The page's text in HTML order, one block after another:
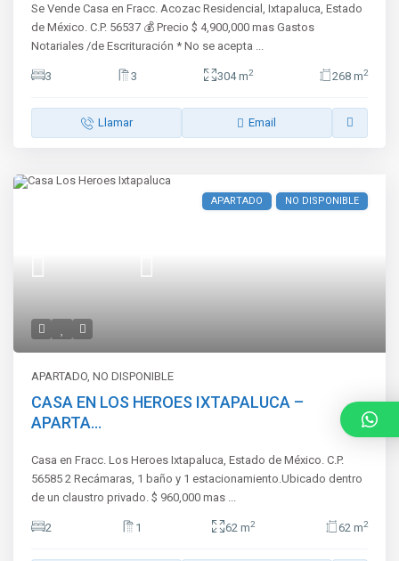
Se Vende Casa en Fracc. Acozac Residencial, Ixtapaluca, Estado
de México. C.P. 56537 💰 Precio $ 4,900,000 mas Gastos
Notariales /de Escrituración * No se acepta ...
3 3 304 m2 268 m2
Llamar Email
APARTADO NO DISPONIBLE
APARTADO,NO DISPONIBLE
CASA EN LOS HEROES IXTAPALUCA –
APARTA...
Casa en Fracc. Los Heroes Ixtapaluca, Estado de México. C.P.
56585 2 Recámaras, 1 baño y 1 estacionamiento.Ubicado dentro
de un claustro privado. $ 960,000 mas ...
2 1 62 m2 62 m2